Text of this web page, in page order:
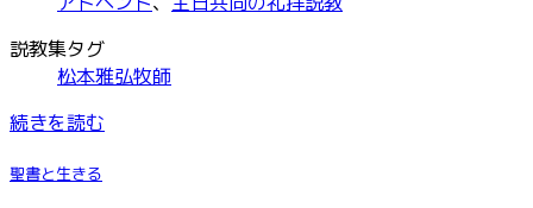
説教集タグ
松本雅弘牧師
続きを読む
聖書と生きる